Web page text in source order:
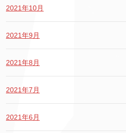
2021年10月
2021年9月
2021年8月
2021年7月
2021年6月